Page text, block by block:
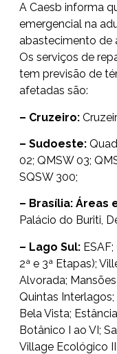
A Caesb informa
emergencial na
abastecimento de
Os serviços de
tem previsão de
afetadas são:
– Cruzeiro:
– Sudoeste:
02; QMSW 03;
SQSW 300;
– Brasília: Áreas
Palácio do Buriti,
– Lago Sul:
2ª e 3ª Etapas);
Alvorada;
Quintas
Bela Vista;
Botânico I ao VI;
Village Ecológico